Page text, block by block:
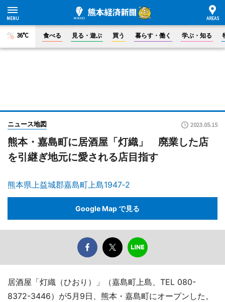
36°C 食べる 見る・遊ぶ 買う 暮らす・働く 学ぶ・知る
ニュース地図 2023.05.15
熊本・嘉島町に居酒屋「灯織」 廃業した店
を引継ぎ地元に愛される店目指す
熊本県上益城郡嘉島町上島1947‐2
Google Map で見る
居酒屋「灯織（ひおり）」（嘉島町上島、TEL 080-
8372-3446）が5月9日、熊本・嘉島町にオープンした。